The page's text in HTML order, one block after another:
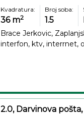
Kvadratura:
36m2
Broj soba:
1.5
Brace Jerkovic,
interfon, ktv, interrnet,
2.0, Darvinova